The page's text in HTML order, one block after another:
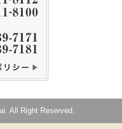
All Right Reserved.